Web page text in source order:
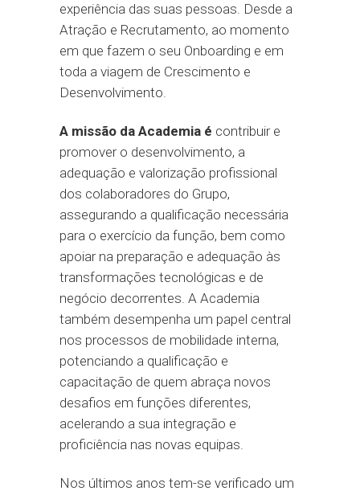
experiência das suas pessoas. Desde a
Atração e Recrutamento, ao momento
em que fazem o seu Onboarding e em
toda a viagem de Crescimento e
Desenvolvimento.
A missão da Academia é contribuir e
promover o desenvolvimento, a
adequação e valorização profissional
dos colaboradores do Grupo,
assegurando a qualificação necessária
para o exercício da função, bem como
apoiar na preparação e adequação às
transformações tecnológicas e de
negócio decorrentes. A Academia
também desempenha um papel central
nos processos de mobilidade interna,
potenciando a qualificação e
capacitação de quem abraça novos
desafios em funções diferentes,
acelerando a sua integração e
proficiência nas novas equipas.
Nos últimos anos tem-se verificado um